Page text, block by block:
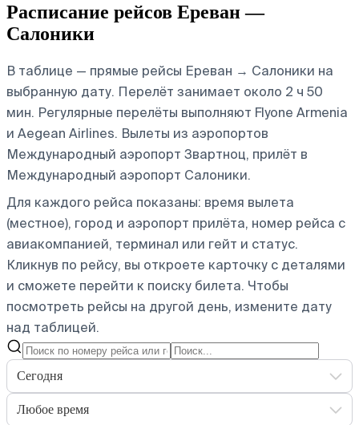
Расписание рейсов Ереван —
Салоники
В таблице — прямые рейсы Ереван → Салоники на
выбранную дату. Перелёт занимает около 2 ч 50
мин. Регулярные перелёты выполняют Flyone Armenia
и Aegean Airlines. Вылеты из аэропортов
Международный аэропорт Звартноц, прилёт в
Международный аэропорт Салоники.
Для каждого рейса показаны: время вылета
(местное), город и аэропорт прилёта, номер рейса с
авиакомпанией, терминал или гейт и статус.
Кликнув по рейсу, вы откроете карточку с деталями
и сможете перейти к поиску билета. Чтобы
посмотреть рейсы на другой день, измените дату
над таблицей.
Сегодня
Любое время